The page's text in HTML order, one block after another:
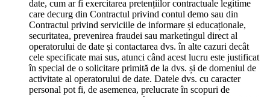
date, cum ar fi exercitarea pretențiilor contractuale legitime
care decurg din Contractul privind contul demo sau din
Contractul privind serviciile de informare și educaționale,
securitatea, prevenirea fraudei sau marketingul direct al
operatorului de date și contactarea dvs. în alte cazuri decât
cele specificate mai sus, atunci când acest lucru este justificat
în special de o solicitare primită de la dvs. și de domeniul de
activitate al operatorului de date. Datele dvs. cu caracter
personal pot fi, de asemenea, prelucrate în scopuri de